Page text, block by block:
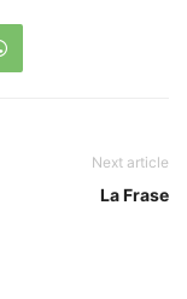
Next article
La Frase